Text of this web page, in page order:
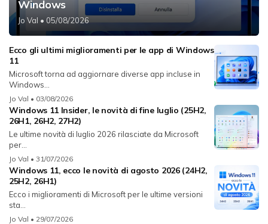
Windows
Jo Val • 05/08/2026
Ecco gli ultimi miglioramenti per le app di Windows
11
Microsoft torna ad aggiornare diverse app incluse in
Windows...
Jo Val • 03/08/2026
Windows 11 Insider, le novità di fine luglio (25H2,
26H1, 26H2, 27H2)
Le ultime novità di luglio 2026 rilasciate da Microsoft
per...
Jo Val • 31/07/2026
Windows 11, ecco le novità di agosto 2026 (24H2,
25H2, 26H1)
Ecco i miglioramenti di Microsoft per le ultime versioni
sta...
Jo Val • 29/07/2026